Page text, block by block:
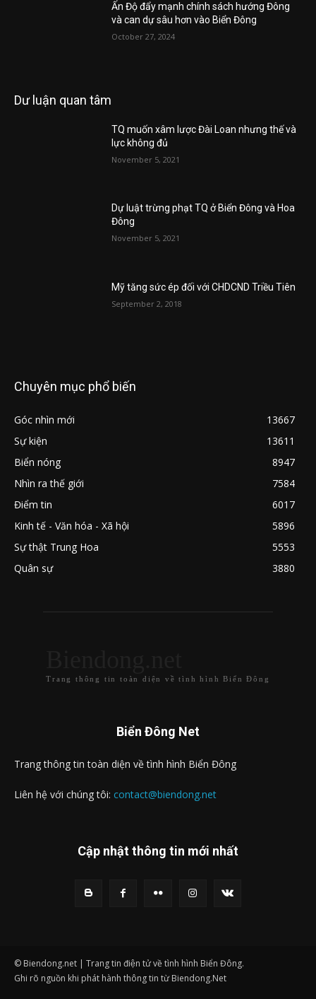
Ấn Độ đẩy mạnh chính sách hướng Đông
và can dự sâu hơn vào Biển Đông
October 27, 2024
Dư luận quan tâm
TQ muốn xâm lược Đài Loan nhưng thế và
lực không đủ
November 5, 2021
Dự luật trừng phạt TQ ở Biển Đông và Hoa
Đông
November 5, 2021
Mỹ tăng sức ép đối với CHDCND Triều Tiên
September 2, 2018
Chuyên mục phổ biến
Góc nhìn mới
13667
Sự kiện
13611
Biển nóng
8947
Nhìn ra thế giới
7584
Điểm tin
6017
Kinh tế - Văn hóa - Xã hội
5896
Sự thật Trung Hoa
5553
Quân sự
3880
Trang thông tin toàn diện về tình hình Biển Đông
Biển Đông Net
Trang thông tin toàn diện về tình hình Biển Đông
Liên hệ với chúng tôi: contact@biendong.net
Cập nhật thông tin mới nhất
© Biendong.net | Trang tin điện tử về tình hình Biển Đông.
Ghi rõ nguồn khi phát hành thông tin từ Biendong.Net